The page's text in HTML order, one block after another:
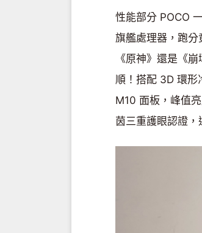
性能部分 POCO
旗艦處理器，跑
《原神》還是《
順！搭配 3D 環形
M10 面板，峰值
茵三重護眼認證